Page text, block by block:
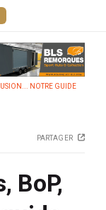
NOTRE GUIDE
PARTAGER
BoP,